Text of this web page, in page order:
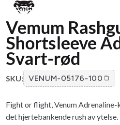
Vemum
Shortsleeve
Svart-rød
SKU: VENUM-05176-100
Fight or flight, Venum
det hjertebankende rush av ytelse.